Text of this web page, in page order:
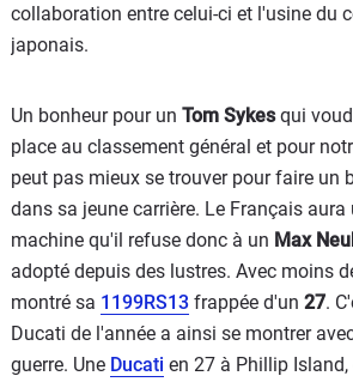
collaboration entre celui-ci et l'usine du
japonais.
Un bonheur pour un Tom Sykesqui
place au classement général et pour
peut pas mieux se trouver pour faire un
dans sa jeune carrière. Le Français aura
machine qu'il refuse donc à un Max
adopté depuis des lustres. Avec moins
montré sa 1199RS13 frappée d'un 27.
Ducati de l'année a ainsi se montrer
guerre. Une Ducati en 27 à Phillip